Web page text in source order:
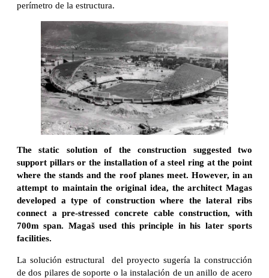
perímetro de la estructura.
The static solution of the construction suggested two
support pillars or the installation of a steel ring at the point
where the stands and the roof planes meet. However, in an
attempt to maintain the original idea, the architect Magas
developed a type of construction where the lateral ribs
connect a pre-stressed concrete cable construction, with
700m span. Magaš used this principle in his later sports
facilities.
La solución estructural del proyecto sugería la construcción
de dos pilares de soporte o la instalación de un anillo de acero